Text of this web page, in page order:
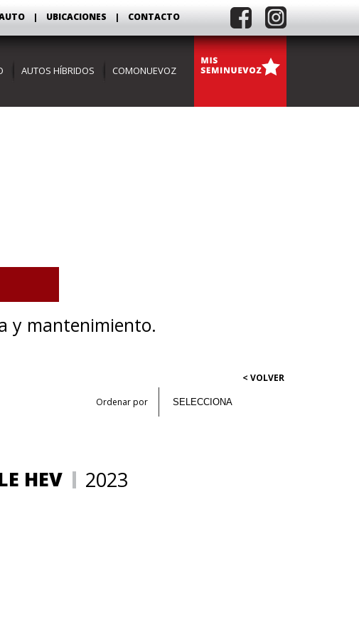
| UBICACIONES | CONTACTO
AUTOS HÍBRIDOS COMONUEVOZ
y mantenimiento.
< VOLVER
Ordenar por
HEV 2023